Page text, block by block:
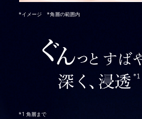
*イメージ *角層の範囲内
角層まで